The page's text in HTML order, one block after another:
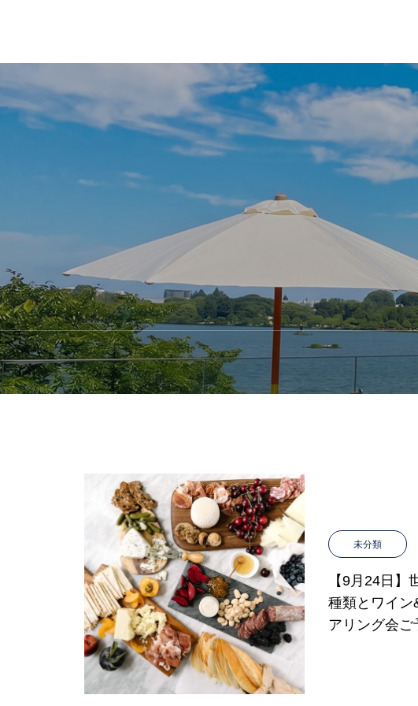
未分類
【9月24日】
種類とワイン
アリング会ご